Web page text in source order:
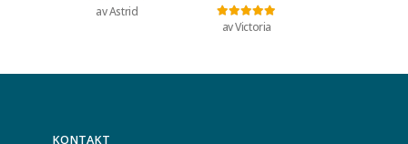
Vurdert5
av Astrid
Vurdert5av 5
av Victoria
KONTAKT